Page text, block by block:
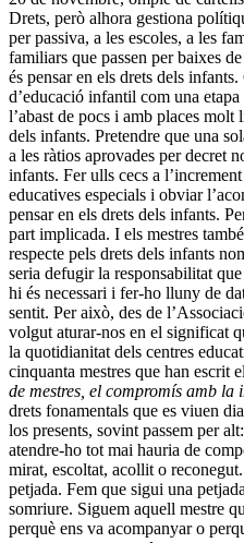
Drets, però alhora gestiona
per passiva, a les escoles, a les
familiars que passen per baixes
és pensar en els drets dels
d’educació infantil com una
l’abast de pocs i amb places molt
dels infants. Pretendre que una
a les ràtios aprovades per decret
infants. Fer ulls cecs a
educatives especials i obviar
pensar en els drets dels infants.
part implicada. I els mestres
respecte pels drets dels infants
seria defugir la responsabilitat
hi és necessari i fer-ho lluny de
sentit. Per això, des de
volgut aturar-nos en el significat
la quotidianitat dels centres
cinquanta mestres que han escrit
de mestres , el compromís amb la
drets fonamentals que es viuen
los presents, sovint passem per
atendre-ho tot mai hauria de
mirat, escoltat, acollit o reconegut.
petjada. Fem que sigui una
somriure. Siguem aquell mestre
perquè ens va acompanyar o